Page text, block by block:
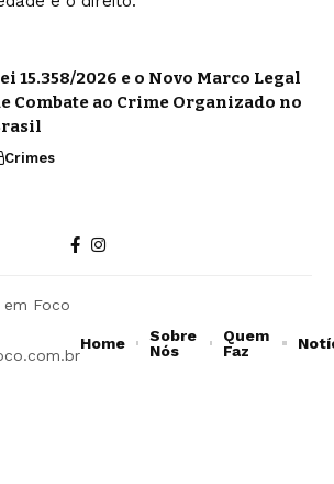
15.358/2026 e o Novo Marco Legal
Combate ao Crime Organizado no
Crimes
Foco
Home
Sobre
Nós
Quem
Faz